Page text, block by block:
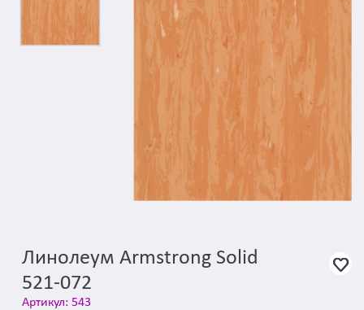
Линолеум Armstrong Solid
521-072
Артикул: 543